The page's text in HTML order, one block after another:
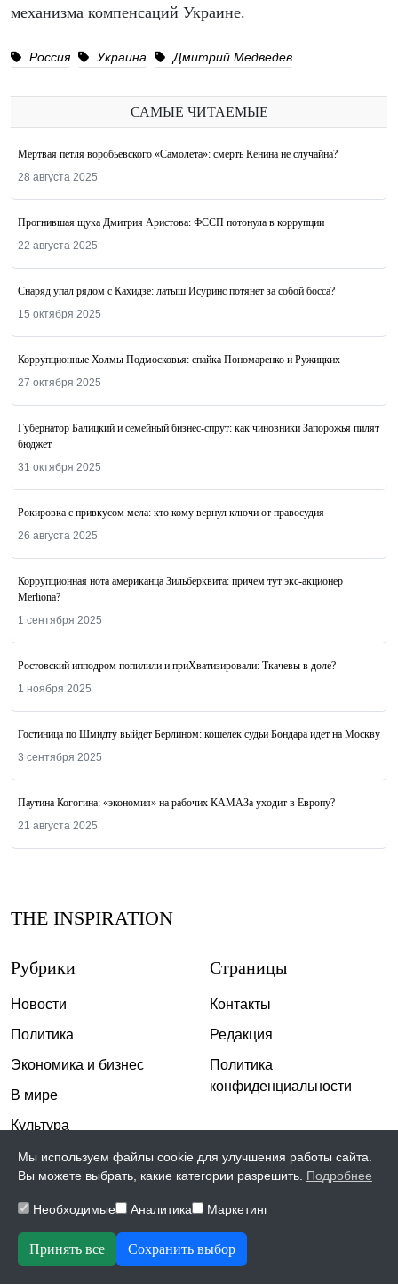
механизма компенсаций Украине.
Россия Украина Дмитрий Медведев
САМЫЕ ЧИТАЕМЫЕ
Мертвая петля воробьевского «Самолета»: смерть Кенина не случайна?
28 августа 2025
Прогнившая щука Дмитрия Аристова: ФССП потонула в коррупции
22 августа 2025
Снаряд упал рядом с Кахидзе: латыш Исуринс потянет за собой босса?
15 октября 2025
Коррупционные Холмы Подмосковья: спайка Пономаренко и Ружицких
27 октября 2025
Губернатор Балицкий и семейный бизнес-спрут: как чиновники Запорожья пилят
бюджет
31 октября 2025
Рокировка с привкусом мела: кто кому вернул ключи от правосудия
26 августа 2025
Коррупционная нота американца Зильберквита: причем тут экс-акционер
Merliona?
1 сентября 2025
Ростовский ипподром попилили и приХватизировали: Ткачевы в доле?
1 ноября 2025
Гостиница по Шмидту выйдет Берлином: кошелек судьи Бондара идет на Москву
3 сентября 2025
Паутина Когогина: «экономия» на рабочих КАМАЗа уходит в Европу?
21 августа 2025
THE INSPIRATION
Рубрики
Новости
Политика
Экономика и бизнес
В мире
Культура
Спорт
Происшествия
Скандалы
Страницы
Контакты
Редакция
Политика
конфиденциальности
Мы используем файлы cookie для улучшения работы сайта.
Вы можете выбрать, какие категории разрешить. Подробнее
Необходимые Аналитика Маркетинг
Принять все Сохранить выбор